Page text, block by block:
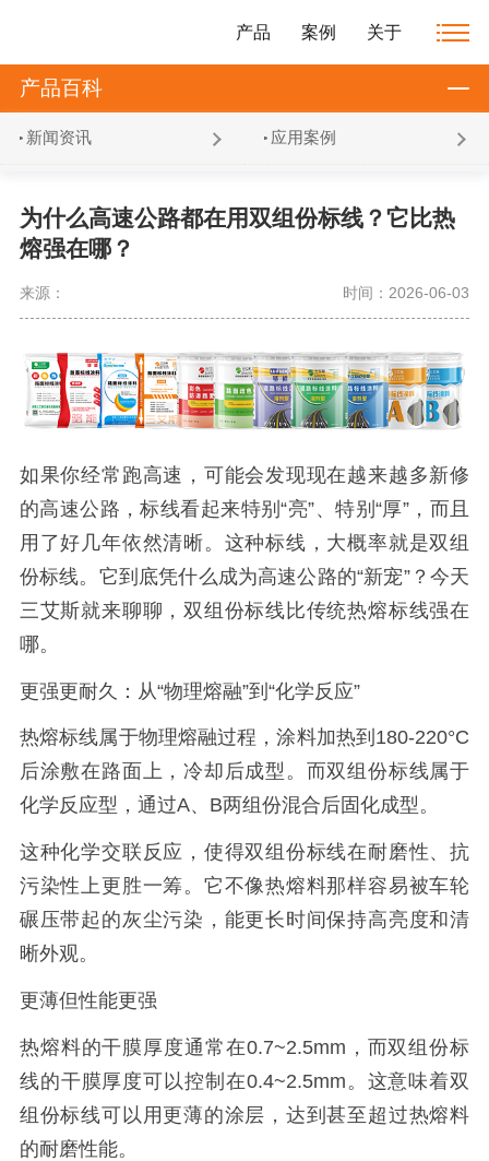
产品 案例 关于
产品百科
新闻资讯 应用案例
为什么高速公路都在用双组份标线？它比热
熔强在哪？
来源： 时间：2026-06-03
如果你经常跑高速，可能会发现现在越来越多新修
的高速公路，标线看起来特别“亮”、特别“厚”，而且
用了好几年依然清晰。这种标线，大概率就是双组
份标线。它到底凭什么成为高速公路的“新宠”？今天
三艾斯就来聊聊，双组份标线比传统热熔标线强在
哪。
更强更耐久：从“物理熔融”到“化学反应”
热熔标线属于物理熔融过程，涂料加热到180-220°C
后涂敷在路面上，冷却后成型。而双组份标线属于
化学反应型，通过A、B两组份混合后固化成型。
这种化学交联反应，使得双组份标线在耐磨性、抗
污染性上更胜一筹。它不像热熔料那样容易被车轮
碾压带起的灰尘污染，能更长时间保持高亮度和清
晰外观。
更薄但性能更强
热熔料的干膜厚度通常在0.7~2.5mm，而双组份标
线的干膜厚度可以控制在0.4~2.5mm。这意味着双
组份标线可以用更薄的涂层，达到甚至超过热熔料
的耐磨性能。